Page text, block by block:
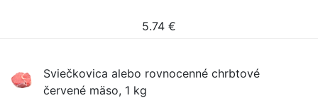
5.74 €
Sviečkovica alebo rovnocenné chrbtové
červené mäso, 1 kg